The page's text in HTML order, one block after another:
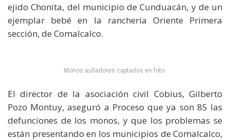
ejido Chonita, del municipio de Cunduacán, y de un
ejemplar bebé en la ranchería Oriente Primera
sección, de Comalcalco.
Monos aulladores captados en foto.
El director de la asociación civil Cobius, Gilberto
Pozo Montuy, aseguró a Proceso que ya son 85 las
defunciones de los monos, y que los problemas se
están presentando en los municipios de Comalcalco,